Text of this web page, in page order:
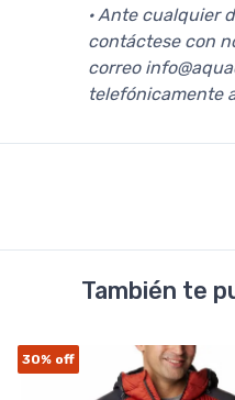
· Ante cualquier
contáctese con
correo
telefónicamente
También te
30% off